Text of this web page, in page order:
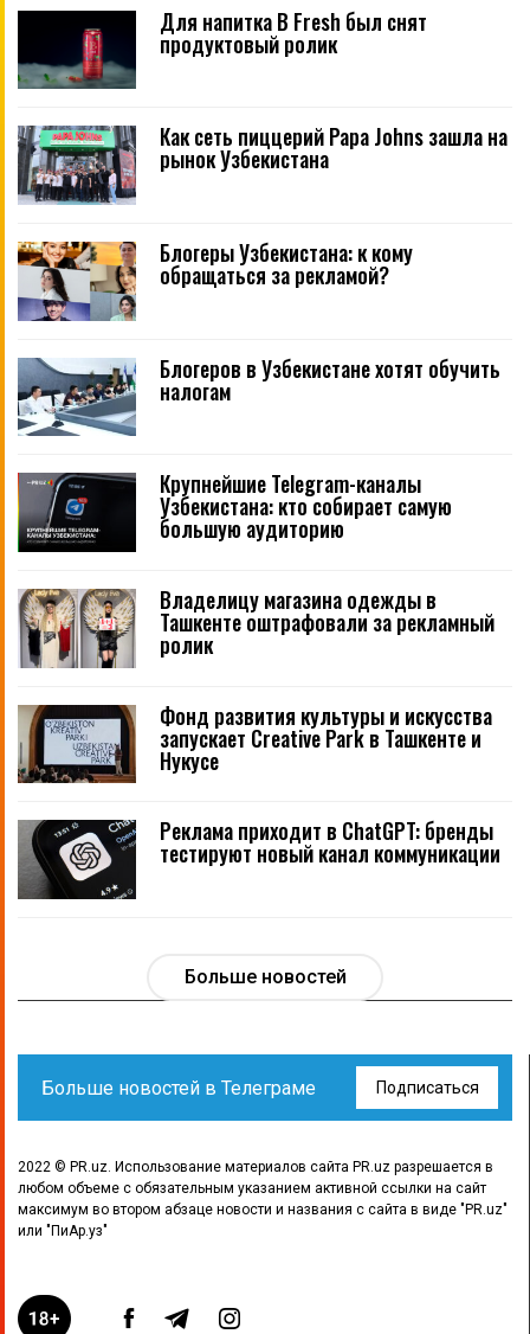
Для напитка B Fresh был снят
продуктовый ролик
Как сеть пиццерий Papa Johns зашла на
рынок Узбекистана
Блогеры Узбекистана: к кому
обращаться за рекламой?
Блогеров в Узбекистане хотят обучить
налогам
Крупнейшие Telegram-каналы
Узбекистана: кто собирает самую
большую аудиторию
Владелицу магазина одежды в
Ташкенте оштрафовали за рекламный
ролик
Фонд развития культуры и искусства
запускает Creative Park в Ташкенте и
Нукусе
Реклама приходит в ChatGPT: бренды
тестируют новый канал коммуникации
Больше новостей
Больше новостей в Телеграме Подписаться
2022 © PR.uz. Использование материалов сайта PR.uz разрешается в
любом объеме с обязательным указанием активной ссылки на сайт
максимум во втором абзаце новости и названия с сайта в виде "PR.uz"
или "ПиАр.уз"